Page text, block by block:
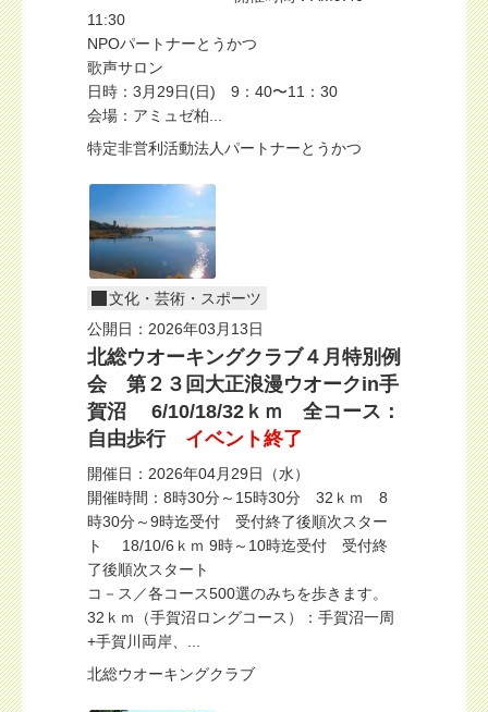
11:30
NPOパートナーとうかつ
歌声サロン
日時：3月29日(日) 9：40〜11：30
会場：アミュゼ柏...
特定非営利活動法人パートナーとうかつ
文化・芸術・スポーツ
公開日：2026年03月13日
北総ウオーキングクラブ４月特別例
会 第２３回大正浪漫ウオークin手
賀沼 6/10/18/32ｋｍ 全コース：
自由歩行
イベント終了
開催日：2026年04月29日（水）
開催時間：8時30分～15時30分 32ｋｍ 8
時30分～9時迄受付 受付終了後順次スター
ト 18/10/6ｋｍ 9時～10時迄受付 受付終
了後順次スタート
コ－ス／各コース500選のみちを歩きます。
32ｋｍ（手賀沼ロングコース）：手賀沼一周
+手賀川両岸、...
北総ウオーキングクラブ